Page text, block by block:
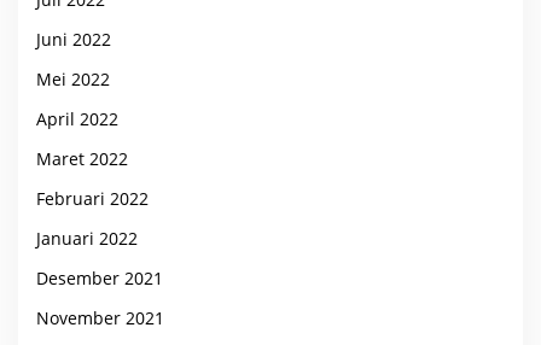
Juni 2022
Mei 2022
April 2022
Maret 2022
Februari 2022
Januari 2022
Desember 2021
November 2021